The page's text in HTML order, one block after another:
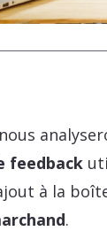
feedback
à la
.